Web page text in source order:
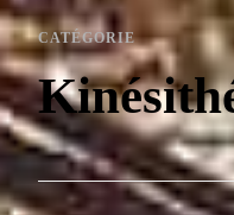
CATÉGORIE